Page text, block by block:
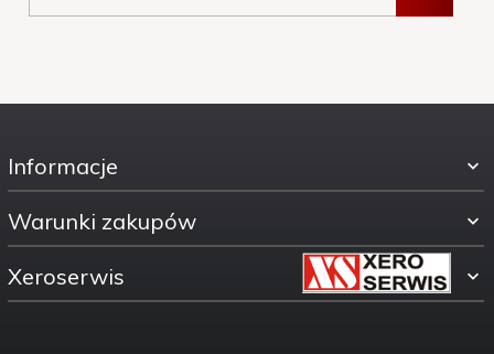
Informacje
Warunki zakupów
Xeroserwis